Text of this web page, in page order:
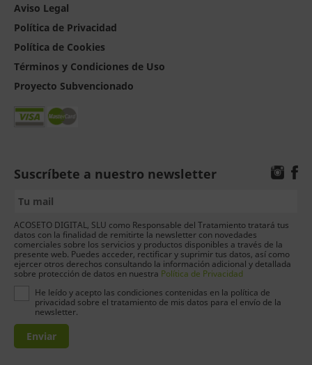
Aviso Legal
Política de Privacidad
Política de Cookies
Términos y Condiciones de Uso
Proyecto Subvencionado
Suscríbete a nuestro newsletter
ACOSETO DIGITAL, SLU como Responsable del Tratamiento tratará tus
datos con la finalidad de remitirte la newsletter con novedades
comerciales sobre los servicios y productos disponibles a través de la
presente web. Puedes acceder, rectificar y suprimir tus datos, así como
ejercer otros derechos consultando la información adicional y detallada
sobre protección de datos en nuestra Política de Privacidad
He leído y acepto las condiciones contenidas en la política de
privacidad sobre el tratamiento de mis datos para el envío de la
newsletter.
Enviar